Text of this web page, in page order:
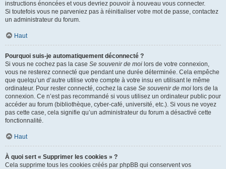
instructions énoncées et vous devriez pouvoir à nouveau vous connecter.
Si toutefois vous ne parveniez pas à réinitialiser votre mot de passe, contactez
un administrateur du forum.
Haut
Pourquoi suis-je automatiquement déconnecté ?
Si vous ne cochez pas la case Se souvenir de moi lors de votre connexion,
vous ne resterez connecté que pendant une durée déterminée. Cela empêche
que quelqu’un d’autre utilise votre compte à votre insu en utilisant le même
ordinateur. Pour rester connecté, cochez la case Se souvenir de moi lors de la
connexion. Ce n’est pas recommandé si vous utilisez un ordinateur public pour
accéder au forum (bibliothèque, cyber-café, université, etc.). Si vous ne voyez
pas cette case, cela signifie qu’un administrateur du forum a désactivé cette
fonctionnalité.
Haut
À quoi sert « Supprimer les cookies » ?
Cela supprime tous les cookies créés par phpBB qui conservent vos